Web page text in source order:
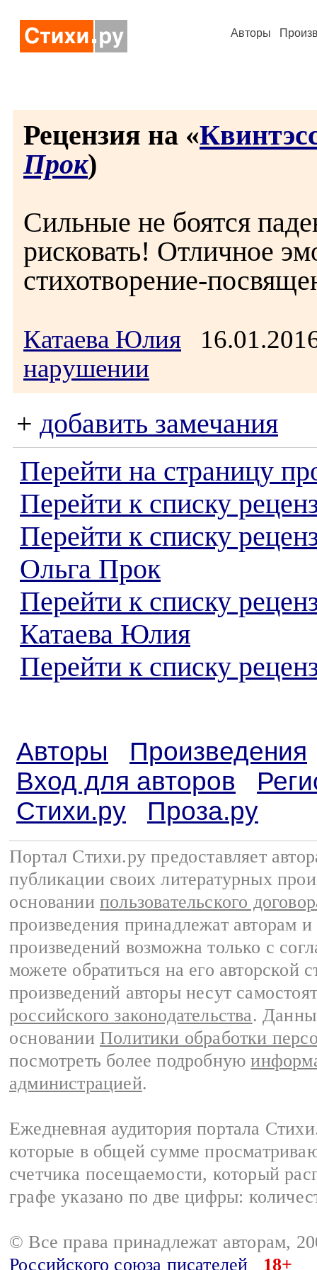
Авторы
Рецензия на «
Прок)
Сильные не боятся
рисковать! Отличное
стихотворение-
Катаева Юлия
нарушении
+ добавить замечания
Перейти на страницу
Перейти к списку
Перейти к списку
Ольга Прок
Перейти к списку
Катаева Юлия
Перейти к списку
Авторы
Произведения
Вход для авторов
Стихи.ру
Проза.ру
Портал Стихи.ру предоставляет
публикации своих литературных
основании пользовательского
произведения принадлежат авторам
произведений возможна только с
можете обратиться на его авторской
произведений авторы несут
российского законодательства.
основании Политики обработки
посмотреть более подробную
администрацией.
Ежедневная аудитория портала
которые в общей сумме
счетчика посещаемости, который
графе указано по две цифры:
© Все права принадлежат авторам,
Российского союза писателей
18+